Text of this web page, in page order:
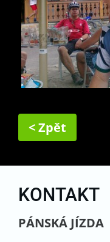
< Zpět
KONTAKT
PÁNSKÁ JÍZDA